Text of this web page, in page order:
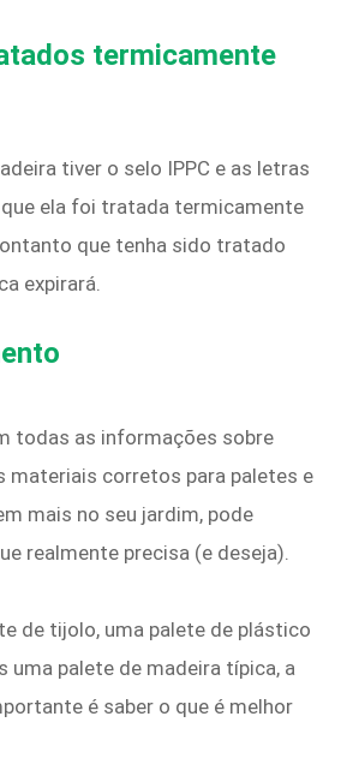
termicamente
tiver o selo IPPC e as letras
que ela foi tratada termicamente
que tenha sido tratado
expirará.
todas as informações sobre
materiais corretos para paletes e
mais no seu jardim, pode
realmente precisa (e deseja).
de tijolo, uma palete de plástico
uma palete de madeira típica, a
é saber o que é melhor